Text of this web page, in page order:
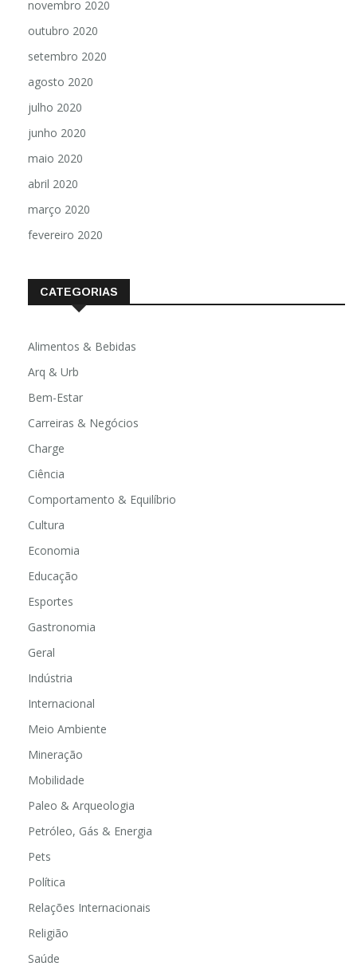
novembro 2020
outubro 2020
setembro 2020
agosto 2020
julho 2020
junho 2020
maio 2020
abril 2020
março 2020
fevereiro 2020
CATEGORIAS
Alimentos & Bebidas
Arq & Urb
Bem-Estar
Carreiras & Negócios
Charge
Ciência
Comportamento & Equilíbrio
Cultura
Economia
Educação
Esportes
Gastronomia
Geral
Indústria
Internacional
Meio Ambiente
Mineração
Mobilidade
Paleo & Arqueologia
Petróleo, Gás & Energia
Pets
Política
Relações Internacionais
Religião
Saúde